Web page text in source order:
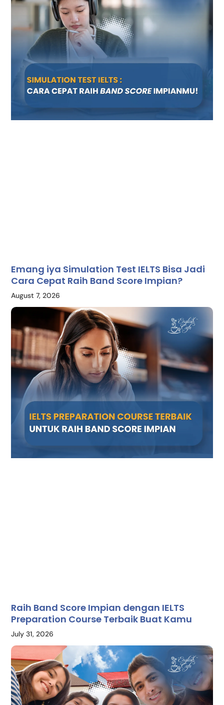
Emang iya Simulation Test IELTS Bisa Jadi
Cara Cepat Raih Band Score Impian?
August 7, 2026
Raih Band Score Impian dengan IELTS
Preparation Course Terbaik Buat Kamu
July 31, 2026